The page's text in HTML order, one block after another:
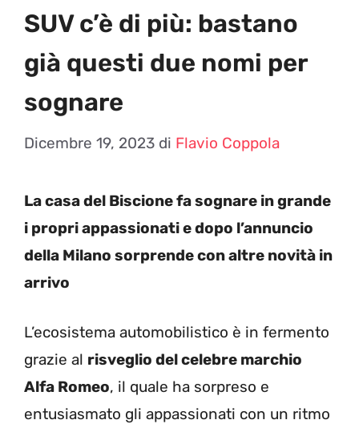
SUV c’è di più: bastano
già questi due nomi per
sognare
Dicembre 19, 2023 di Flavio Coppola
La casa del Biscione fa sognare in grande
i propri appassionati e dopo l’annuncio
della Milano sorprende con altre novità in
arrivo
L’ecosistema automobilistico è in fermento
grazie al risveglio del celebre marchio
Alfa Romeo, il quale ha sorpreso e
entusiasmato gli appassionati con un ritmo